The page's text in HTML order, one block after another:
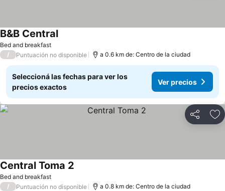
Bed and breakfast
B&B CentralVer precios
/ Puntuación no disponible a 0.6 km de: Centro de la ciudad
Seleccioná las fechas para ver los
precios exactos
Ver precios
Compartir
Bed and breakfast
Central Toma 2
/ Puntuación no disponible a 0.8 km de: Centro de la ciudad